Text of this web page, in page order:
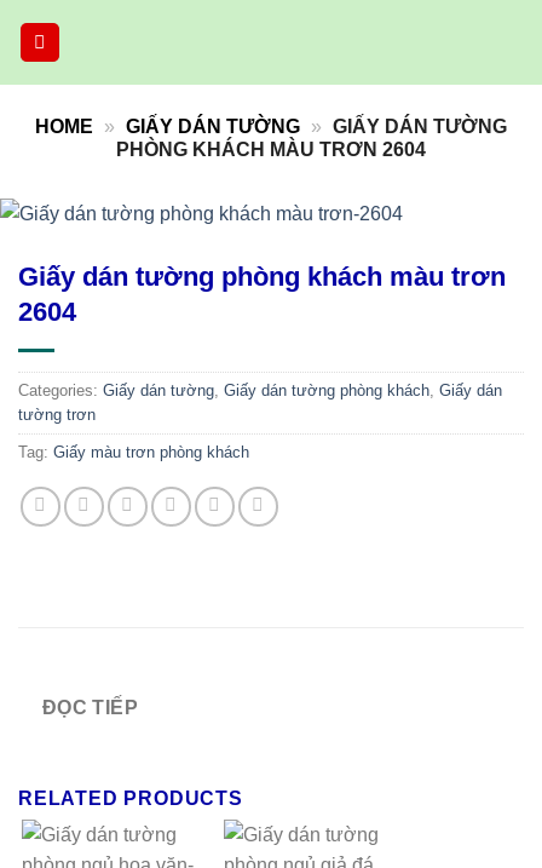
HOME » GIẤY DÁN TƯỜNG » GIẤY DÁN TƯỜNG
PHÒNG KHÁCH MÀU TRƠN 2604
Giấy dán tường phòng khách màu trơn
2604
Categories: Giấy dán tường, Giấy dán tường phòng khách, Giấy dán
tường trơn
Tag: Giấy màu trơn phòng khách
ĐỌC TIẾP
RELATED PRODUCTS